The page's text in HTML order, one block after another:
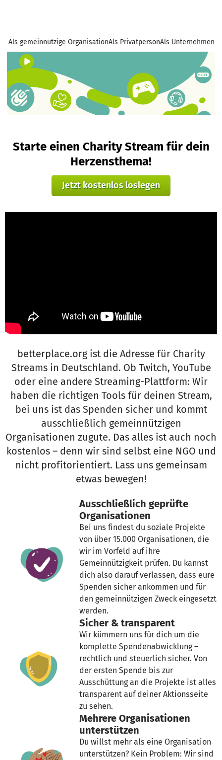
Als gemeinnützige OrganisationAls PrivatpersonAls Unternehmen
Starte einen Charity Stream für dein
Herzensthema!
Jetzt kostenlos loslegen
betterplace.org ist die Adresse für Charity
Streams in Deutschland. Ob Twitch, YouTube
oder eine andere Streaming-Plattform: Wir
haben die richtigen Tools für deinen Stream,
bei uns ist das Spenden sicher und kommt
ausschließlich gemeinnützigen
Organisationen zugute. Das alles ist auch noch
kostenlos – denn wir sind selbst eine NGO und
nicht profitorientiert. Lass uns gemeinsam
etwas bewegen!
Ausschließlich geprüfte
Organisationen
Bei uns findest du soziale Projekte
von über 15.000 Organisationen, die
wir im Vorfeld auf ihre
Gemeinnützigkeit prüfen. Du kannst
dich also darauf verlassen, dass eure
Spenden sicher ankommen und für
den gemeinnützigen Zweck eingesetzt
werden.
Sicher & transparent
Wir kümmern uns für dich um die
komplette Spendenabwicklung –
rechtlich und steuerlich sicher. Von
der ersten Spende bis zur
Ausschüttung an die Projekte ist alles
transparent auf deiner Aktionsseite
zu sehen.
Mehrere Organisationen
unterstützen
Du willst mehr als eine Organisation
unterstützen? Kein Problem: Wir sind